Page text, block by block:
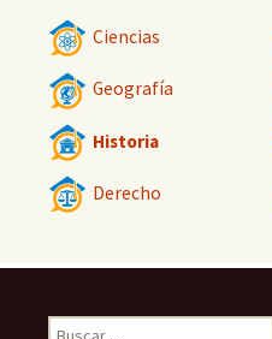
Ciencias
Geografía
Historia
Derecho
Buscar: